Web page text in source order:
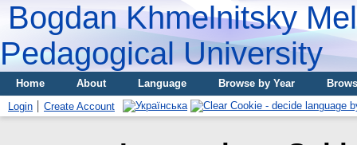
Bogdan Khmelnitsky
Pedagogical University
Home About Language Browse by Year
Login
Create Account